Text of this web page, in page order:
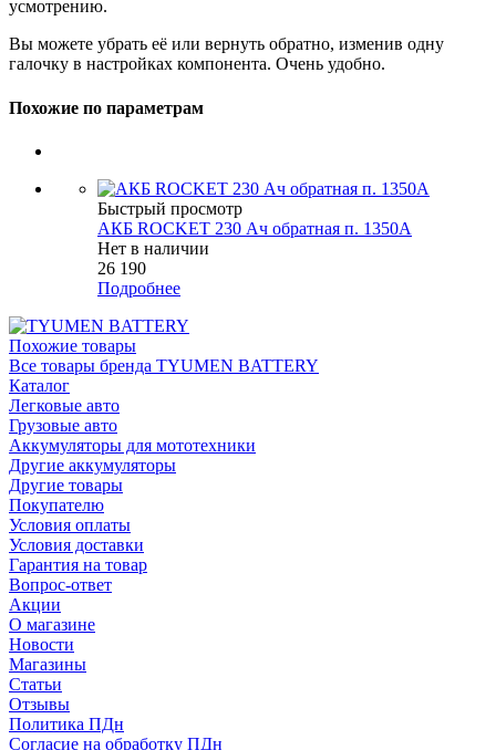
усмотрению.
Вы можете убрать её или вернуть обратно, изменив одну
галочку в настройках компонента. Очень удобно.
Похожие по параметрам
Быстрый просмотр
АКБ ROCKET 230 Ач обратная п. 1350А
Нет в наличии
26 190
Подробнее
Похожие товары
Все товары бренда TYUMEN BATTERY
Каталог
Легковые авто
Грузовые авто
Аккумуляторы для мототехники
Другие аккумуляторы
Другие товары
Покупателю
Условия оплаты
Условия доставки
Гарантия на товар
Вопрос-ответ
Акции
О магазине
Новости
Магазины
Статьи
Отзывы
Политика ПДн
Согласие на обработку ПДн